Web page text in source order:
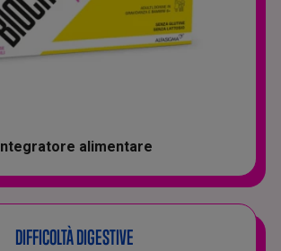
Integratore alimentare
DIFFICOLTÀ DIGESTIVE